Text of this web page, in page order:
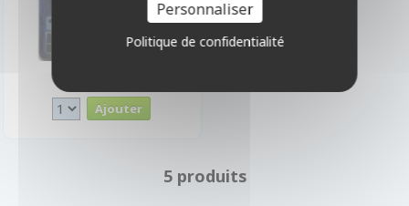
5 produits
Personnaliser
Politique de confidentialité